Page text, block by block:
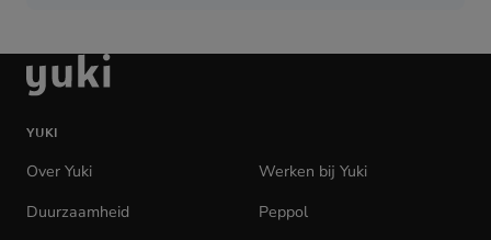
Ga
naar
homepage
YUKI
Over Yuki Werken bij Yuki
Duurzaamheid
Peppol